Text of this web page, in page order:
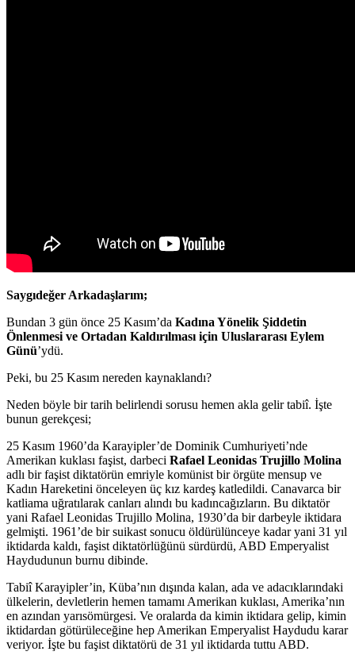
Saygıdeğer Arkadaşlarım;
Bundan 3 gün önce 25 Kasım’da Kadına Yönelik Şiddetin
Önlenmesi ve Ortadan Kaldırılması için Uluslararası Eylem
Günü’ydü.
Peki, bu 25 Kasım nereden kaynaklandı?
Neden böyle bir tarih belirlendi sorusu hemen akla gelir tabiî. İşte
bunun gerekçesi;
25 Kasım 1960’da Karayipler’de Dominik Cumhuriyeti’nde
Amerikan kuklası faşist, darbeci Rafael Leonidas Trujillo Molina
adlı bir faşist diktatörün emriyle komünist bir örgüte mensup ve
Kadın Hareketini önceleyen üç kız kardeş katledildi. Canavarca bir
katliama uğratılarak canları alındı bu kadıncağızların. Bu diktatör
yani Rafael Leonidas Trujillo Molina, 1930’da bir darbeyle iktidara
gelmişti. 1961’de bir suikast sonucu öldürülünceye kadar yani 31 yıl
iktidarda kaldı, faşist diktatörlüğünü sürdürdü, ABD Emperyalist
Haydudunun burnu dibinde.
Tabiî Karayipler’in, Küba’nın dışında kalan, ada ve adacıklarındaki
ülkelerin, devletlerin hemen tamamı Amerikan kuklası, Amerika’nın
en azından yarısömürgesi. Ve oralarda da kimin iktidara gelip, kimin
iktidardan götürüleceğine hep Amerikan Emperyalist Haydudu karar
veriyor. İşte bu faşist diktatörü de 31 yıl iktidarda tuttu ABD.